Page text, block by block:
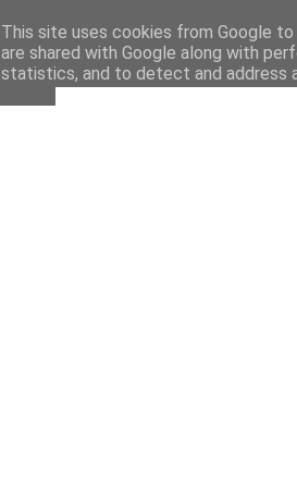
This site uses cookies from Google
are shared with Google along with
statistics, and to detect and address